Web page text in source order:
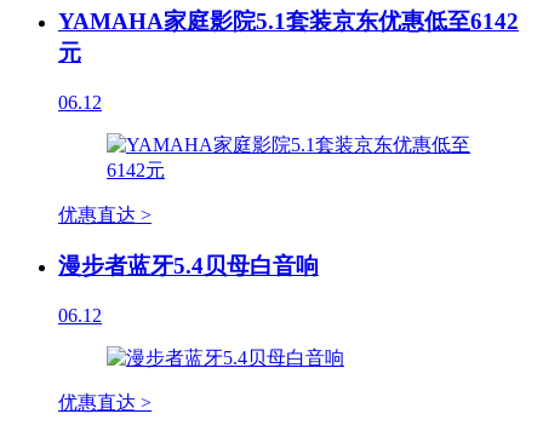
YAMAHA家庭影院5.1套装京东优惠低至6142
元
06.12
优惠直达 >
漫步者蓝牙5.4贝母白音响
06.12
优惠直达 >